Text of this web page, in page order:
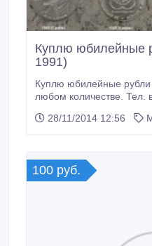
Куплю юбилейные
1991)
Куплю юбилейные
любом количестве. Тел.
28/11/2014 12:56
100 руб.